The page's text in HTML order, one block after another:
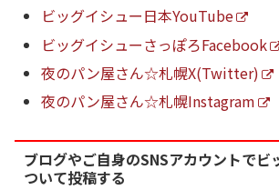
ビッグイシュー日本YouTube
ビッグイシューさっぽろFacebook
夜のパン屋さん☆札幌X(Twitter)
夜のパン屋さん☆札幌Instagram
ブログやご自身のSNSアカウントでビ
ついて投稿する